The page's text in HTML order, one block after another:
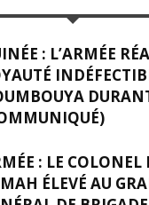
: L’ARMÉE
: LE COLONEL
ÉLEVÉ AU